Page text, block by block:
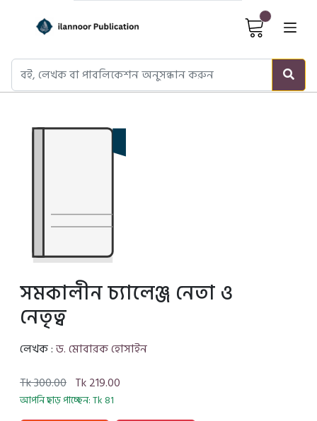
Cart
সমকালীন চ্যালেঞ্জ নেতা ও
নেতৃত্ব
লেখক :ড. মোবারক হোসাইন
Tk 300.00 Tk 219.00
আপনি ছাড় পাচ্ছেন: Tk 81